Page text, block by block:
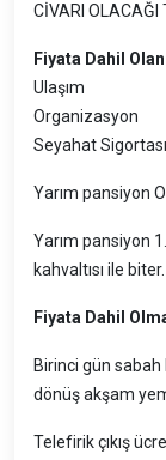
CİVARI OLACAĞI
Fiyata Dahil
Ulaşım
Organizasyon
Seyahat Sigortası
Yarım pansiyon
Yarım pansiyon
kahvaltısı ile biter.
Fiyata Dahil
Birinci gün sabah
dönüş akşam
Telefirik çıkış